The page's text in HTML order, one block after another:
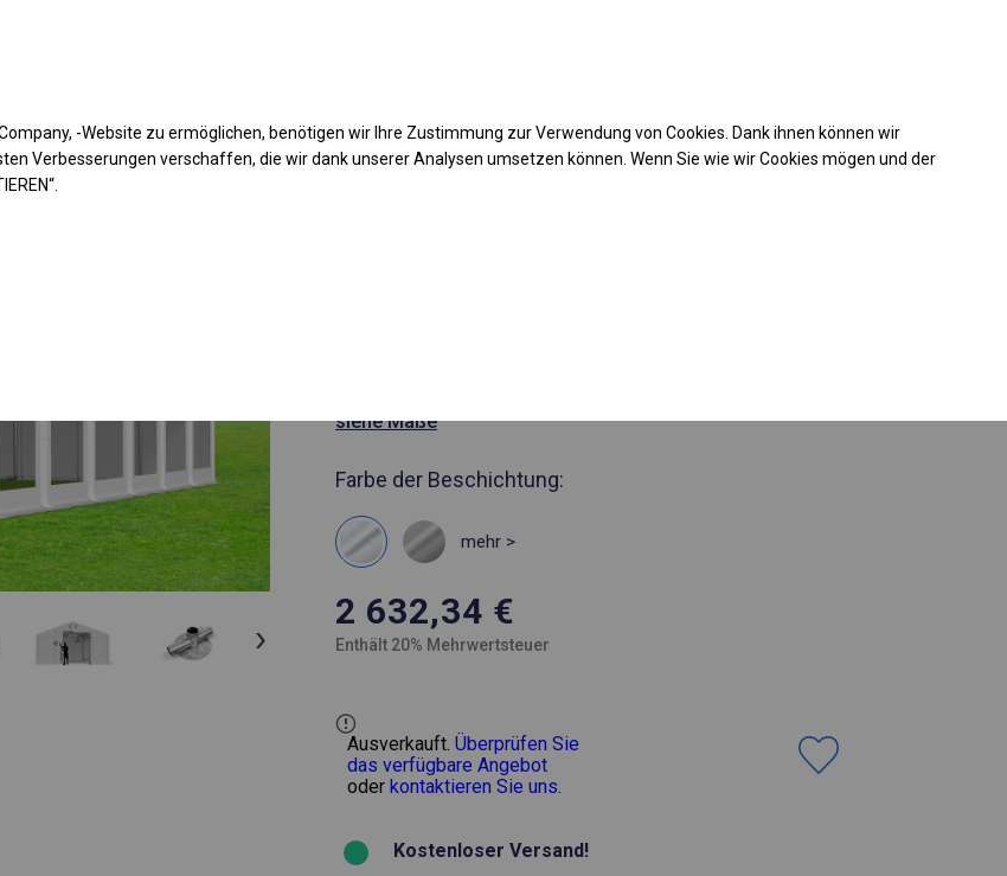
Zelt
Laden Sie das PDF -Angebot herunter
siehe Maße
Farbe der Beschichtung:
mehr >
2 632,34 €
Enthält 20% Mehrwertsteuer
Ausverkauft. Überprüfen Sie
das verfügbare Angebot
oder kontaktieren Sie uns.
Kostenloser Versand!
-Website zu ermöglichen, benötigen wir Ihre Zustimmung zur Verwendung von Cookies. Dank ihnen können wir
Verbesserungen verschaffen, die wir dank unserer Analysen umsetzen können. Wenn Sie wie wir Cookies mögen und der